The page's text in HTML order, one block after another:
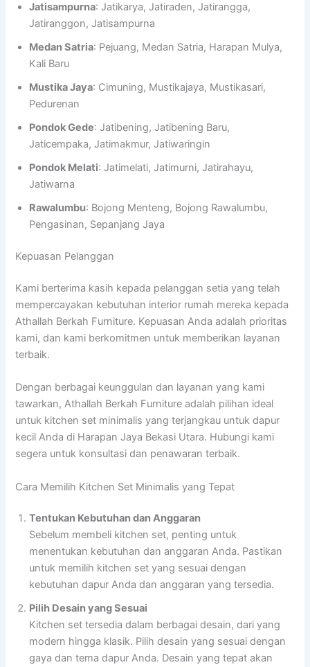
Jatisampurna: Jatikarya, Jatiraden, Jatirangga,
Jatiranggon, Jatisampurna
Medan Satria: Pejuang, Medan Satria, Harapan Mulya,
Kali Baru
Mustika Jaya: Cimuning, Mustikajaya, Mustikasari,
Pedurenan
Pondok Gede: Jatibening, Jatibening Baru,
Jaticempaka, Jatimakmur, Jatiwaringin
Pondok Melati: Jatimelati, Jatimurni, Jatirahayu,
Jatiwarna
Rawalumbu: Bojong Menteng, Bojong Rawalumbu,
Pengasinan, Sepanjang Jaya
Kepuasan Pelanggan
Kami berterima kasih kepada pelanggan setia yang telah
mempercayakan kebutuhan interior rumah mereka kepada
Athallah Berkah Furniture. Kepuasan Anda adalah prioritas
kami, dan kami berkomitmen untuk memberikan layanan
terbaik.
Dengan berbagai keunggulan dan layanan yang kami
tawarkan, Athallah Berkah Furniture adalah pilihan ideal
untuk kitchen set minimalis yang terjangkau untuk dapur
kecil Anda di Harapan Jaya Bekasi Utara. Hubungi kami
segera untuk konsultasi dan penawaran terbaik.
Cara Memilih Kitchen Set Minimalis yang Tepat
Tentukan Kebutuhan dan Anggaran
Sebelum membeli kitchen set, penting untuk
menentukan kebutuhan dan anggaran Anda. Pastikan
untuk memilih kitchen set yang sesuai dengan
kebutuhan dapur Anda dan anggaran yang tersedia.
Pilih Desain yang Sesuai
Kitchen set tersedia dalam berbagai desain, dari yang
modern hingga klasik. Pilih desain yang sesuai dengan
gaya dan tema dapur Anda. Desain yang tepat akan